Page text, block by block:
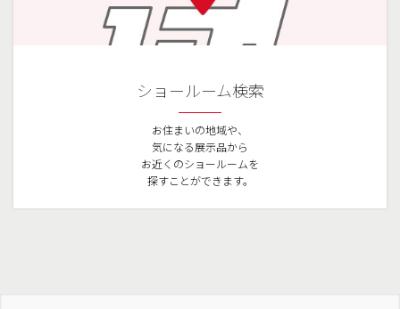
ショールーム検索
お住まいの地域や、
気になる展示品から
お近くのショールームを
探すことができます。